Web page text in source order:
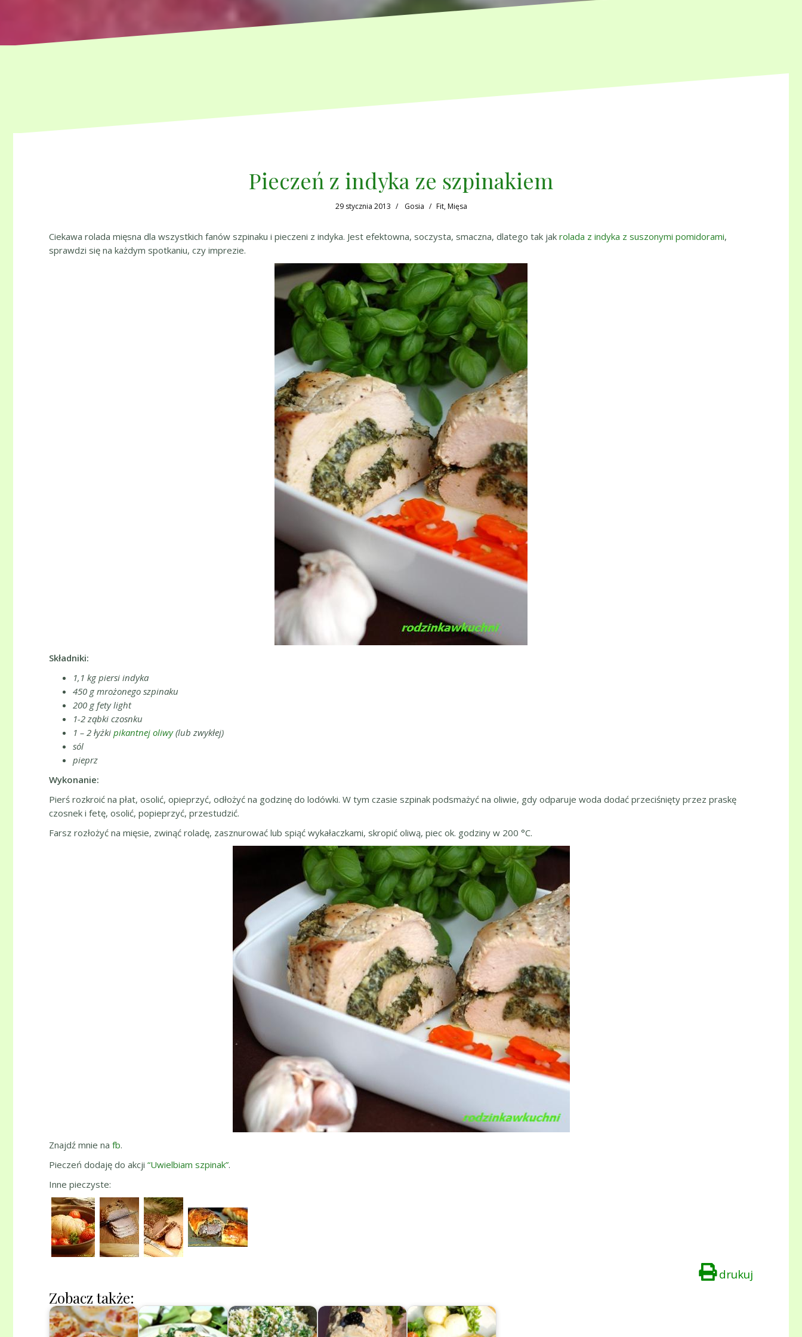
Pieczeń z indyka ze szpinakiem
29 stycznia 2013 Gosia Fit,Mięsa
Ciekawa rolada mięsna dla wszystkich fanów szpinaku i pieczeni z indyka. Jest efektowna, soczysta, smaczna, dlatego tak jak rolada z indyka z suszonymi pomidorami,
sprawdzi się na każdym spotkaniu, czy imprezie.
Składniki:
1,1 kg piersi indyka
450 g mrożonego szpinaku
200 g fety light
1-2 ząbki czosnku
1 – 2 łyżki pikantnej oliwy(lub zwykłej)
sól
pieprz
Wykonanie:
Pierś rozkroić na płat, osolić, opieprzyć, odłożyć na godzinę do lodówki. W tym czasie szpinak podsmażyć na oliwie, gdy odparuje woda dodać przeciśnięty przez praskę
czosnek i fetę, osolić, popieprzyć, przestudzić.
Farsz rozłożyć na mięsie, zwinąć roladę, zasznurować lub spiąć wykałaczkami, skropić oliwą, piec ok. godziny w 200 °C.
Znajdź mnie na fb.
Pieczeń dodaję do akcji “Uwielbiam szpinak”.
Inne pieczyste:
drukuj
Zobacz także: